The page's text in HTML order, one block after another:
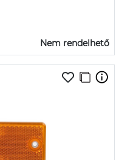
Nem rendelhető